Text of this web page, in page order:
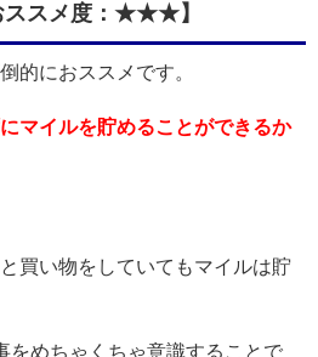
ススメ度：★★★】
的におススメです。
マイルを貯めることができるか
買い物をしていてもマイルは貯
をめちゃくちゃ意識することで